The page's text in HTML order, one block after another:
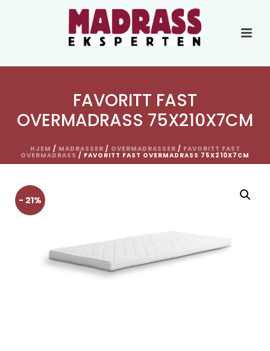
FAVORITT FAST
OVERMADRASS 75X210X7CM
HJEM / MADRASSER / OVERMADRASSER / FAVORITT FAST
OVERMADRASS / FAVORITT FAST OVERMADRASS 75X210X7CM
- 21%